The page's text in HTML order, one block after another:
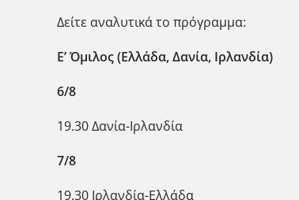
Δείτε αναλυτικά το πρόγραμμα:
Ε’ Όμιλος (Ελλάδα, Δανία, Ιρλανδία)
6/8
19.30 Δανία-Ιρλανδία
7/8
19.30 Ιρλανδία-Ελλάδα